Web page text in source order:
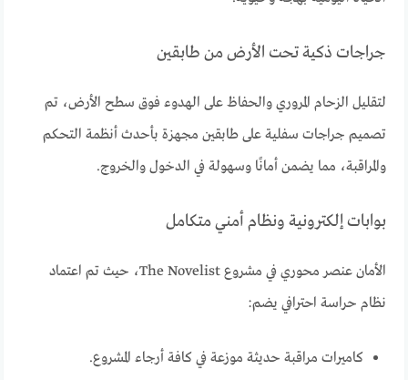
جراجات ذكية تحت الأرض من طابقين
لتقليل الزحام المروري والحفاظ على الهدوء فوق سطح الأرض، تم
تصميم جراجات سفلية على طابقين مجهزة بأحدث أنظمة التحكم
والمراقبة، مما يضمن أمانًا وسهولة في الدخول والخروج.
بوابات إلكترونية ونظام أمني متكامل
الأمان عنصر محوري في مشروع The Novelist، حيث تم اعتماد
نظام حراسة احترافي يضم:
كاميرات مراقبة حديثة موزعة في كافة أرجاء المشروع.